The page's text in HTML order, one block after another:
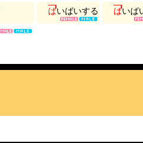
ばいばいする ばいば